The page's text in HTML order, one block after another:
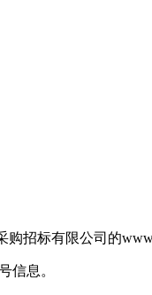
招标有限公司的
信息。